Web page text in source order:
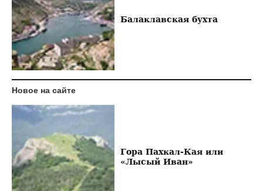
Балаклавская бухта
Новое на сайте
Гора Пахкал-Кая или
«Лысый Иван»